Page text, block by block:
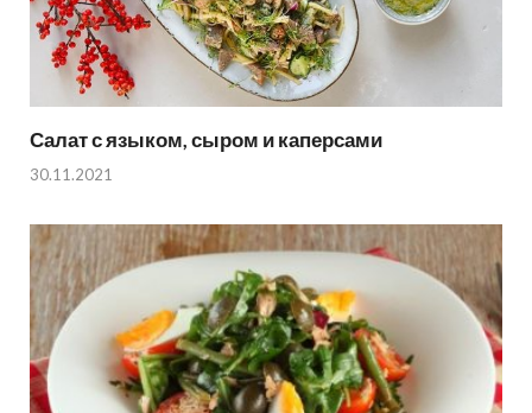
Салат с языком, сыром и каперсами
30.11.2021